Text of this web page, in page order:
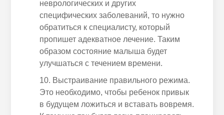
неврологических и других
специфических заболеваний, то нужно
обратиться к специалисту, который
пропишет адекватное лечение. Таким
образом состояние малыша будет
улучшаться с течением времени.
Выстраивание правильного режима.
Это необходимо, чтобы ребенокпривык
в будущем ложиться и вставать вовремя.